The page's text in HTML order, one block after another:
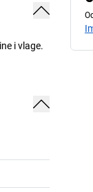
i vlage.